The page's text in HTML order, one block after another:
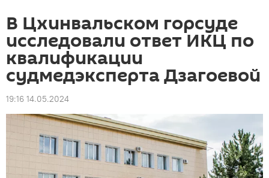
В Цхинвальском горсуде
исследовали ответ ИКЦ по
квалификации
судмедэксперта Дзагоевой
19:16 14.05.2024